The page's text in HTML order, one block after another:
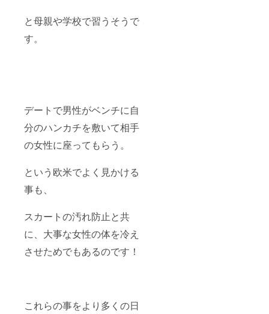
と母親や学校で習うそうで
す。
デートで男性がベンチに自
分のハンカチを敷いて相手
の女性に座ってもらう。
という欧米でよく見かける
事も、
スカートの汚れ防止と共
に、大事な女性の体を冷え
させためでもあるのです！
これらの事をより多くの日